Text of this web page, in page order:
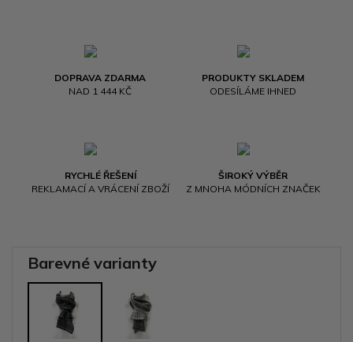
DOPRAVA ZDARMA
NAD 1 444 KČ
PRODUKTY SKLADEM
ODESÍLÁME IHNED
RYCHLÉ ŘEŠENÍ
REKLAMACÍ A VRÁCENÍ ZBOŽÍ
ŠIROKÝ VÝBĚR
Z MNOHA MÓDNÍCH ZNAČEK
Barevné varianty